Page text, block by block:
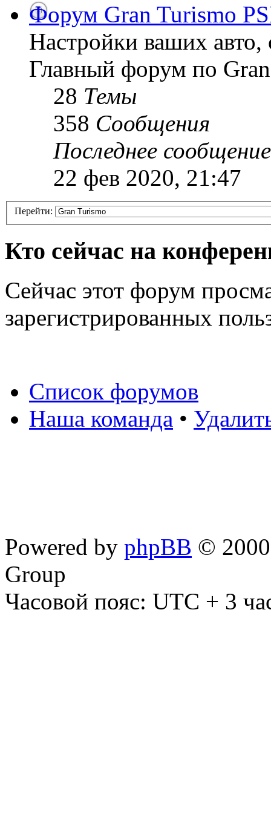
Форум Gran Turismo
Настройки ваших авто,
Главный форум по
28 Темы
358 Сообщения
Последнее сообщение
22 фев 2020, 21:47
Перейти:
Кто сейчас на
Сейчас этот форум
зарегистрированных
Список форумов
Наша команда •
Powered by phpBB ©
Group
Часовой пояс: UTC + 3